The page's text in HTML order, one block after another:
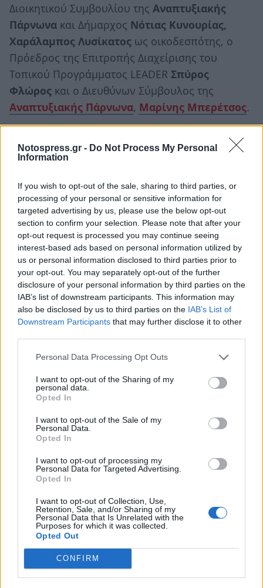
Notospress.gr - Do Not Process My Personal
Information
If you wish to opt-out of the sale, sharing to third parties, or
processing of your personal or sensitive information for
targeted advertising by us, please use the below opt-out
section to confirm your selection. Please note that after your
opt-out request is processed you may continue seeing
interest-based ads based on personal information utilized by
us or personal information disclosed to third parties prior to
your opt-out. You may separately opt-out of the further
disclosure of your personal information by third parties on the
IAB’s list of downstream participants. This information may
also be disclosed by us to third parties on the IAB’s List of
Downstream Participants that may further disclose it to other
Personal Data Processing Opt Outs
I want to opt-out of the Sharing of my
personal data.
Opted In
I want to opt-out of the Sale of my
Personal Data.
Opted In
I want to opt-out of processing my
Personal Data for Targeted Advertising.
Opted In
I want to opt-out of Collection, Use,
Retention, Sale, and/or Sharing of my
Personal Data that Is Unrelated with the
Purposes for which it was collected.
Opted Out
CONFIRM
Διοικητικού Συμβουλίου της Αναπτυξιακής
Πάρνωνα και Δήμαρχος Νότιας Κυνουρίας,
Χαράλαμπος Λυσίκατος ως οικοδεσπότης, ο
Πρόεδρος της Επιτροπής Διαχείρισης του
Τοπικού Προγράμματος LEADER Σπύρος
Φλώρος και ο Διευθύνων Σύμβουλος της
Αναπτυξιακής Πάρνωνα, Μαρίνης Μπερέτσος.
Credits
τοπικού προγράμματος LEADER/CLLD -Πρόγραμμα
Αγροτικής Ανάπτυξης 2014-2020-Επιχειρησιακό
Πρόγραμμα Αλιείας και θάλασσας 2014-2020